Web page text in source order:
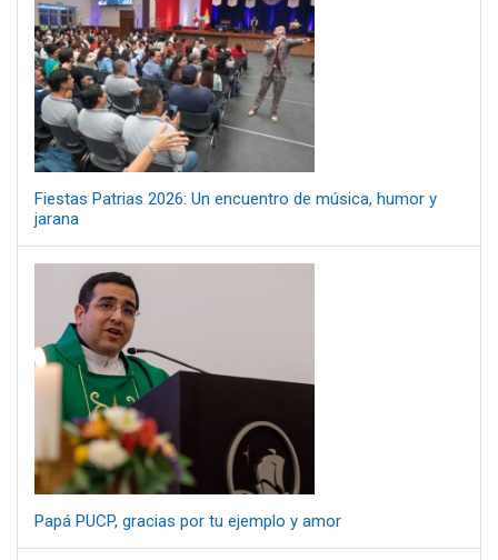
Fiestas Patrias 2026: Un encuentro de música, humor y
jarana
Papá PUCP, gracias por tu ejemplo y amor